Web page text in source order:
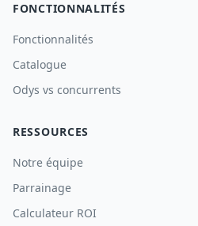
FONCTIONNALITÉS
Fonctionnalités
Catalogue
Odys vs concurrents
RESSOURCES
Notre équipe
Parrainage
Calculateur ROI